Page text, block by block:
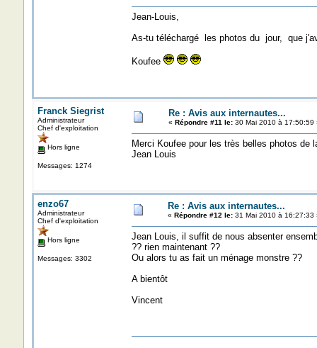
Jean-Louis,
As-tu téléchargé les photos du jour, que
Koufee
Franck Siegrist
Administrateur
Chef d'exploitation
Hors ligne
Messages: 1274
Re : Avis aux internautes...
« Répondre #11 le:30 Mai 2010 à 17:50:59
Merci Koufee pour les très belles photos de
Jean Louis
enzo67
Administrateur
Chef d'exploitation
Hors ligne
Messages: 3302
Re : Avis aux internautes...
« Répondre #12 le:31 Mai 2010 à 16:27:33
Jean Louis, il suffit de nous absenter
?? rien maintenant ??
Ou alors tu as fait un ménage monstre ??
A bientôt
Vincent